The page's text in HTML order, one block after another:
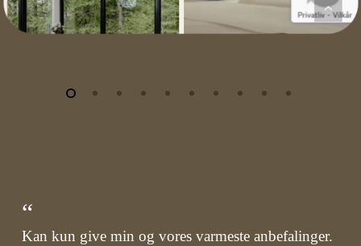
“
Kan kun give min og vores varmeste anbefalinger.